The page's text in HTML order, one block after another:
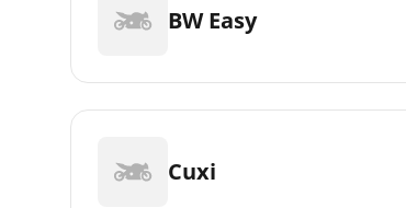
BW Easy
Cuxi